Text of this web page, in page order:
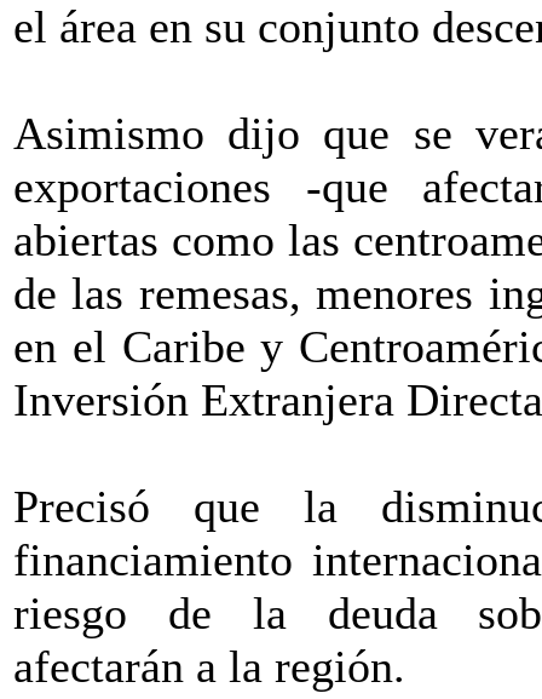
el área en su conjunto
Asimismo dijo que se
exportaciones -que
abiertas como las
de las remesas, menores
en el Caribe y
Inversión Extranjera
Precisó que la
financiamiento
riesgo de la deuda
afectarán a la región.